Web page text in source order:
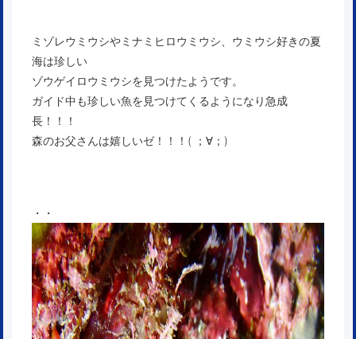
ミゾレウミウシやミナミヒロウミウシ、ウミウシ好きの夏
海は珍しい
ゾウゲイロウミウシを見つけたようです。
ガイド中も珍しい魚を見つけてくるようになり急成
長！！！
森のお父さんは嬉しいゼ！！！( ；∀；)
・・